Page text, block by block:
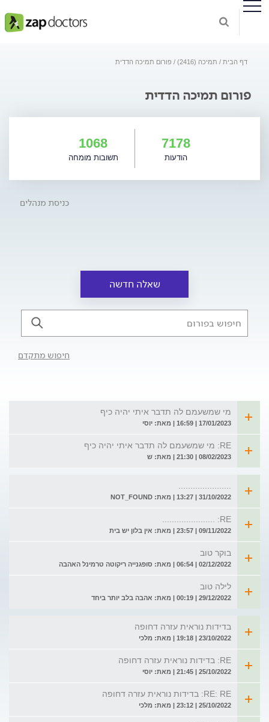
דף הבית תמיכה (2416) פורום תמיכה הדדית
פורום תמיכה הדדית
7178
הודעות
1068
תשובות מומחה
כניסת מנהלים
שאלה חדשה
חיפוש מתקדם
מי שמשעמם לה תדבר איתי יהיה כיף
17/01/2023 | 16:59 | מאת: יוסי
RE: מי שמשעמם לה תדבר איתי יהיה כיף
08/02/2023 | 21:30 | מאת: ש
31/10/2022 | 13:27 | מאת: NOT_FOUND
RE: ......................
09/11/2022 | 23:57 | מאת: אין בלון יש בית
בוקר טוב
02/12/2022 | 06:54 | מאת: סופגנייה ריקוטה טרמינל האהבה
לילה טוב
29/12/2022 | 00:19 | מאת: אהבה בלב יותר ביחד
בדידות נוראית עזרה דחופה
23/10/2022 | 19:18 | מאת: מלכי
RE: בדידות נוראית עזרה דחופה
25/10/2022 | 21:45 | מאת: יוסי
RE: RE: בדידות נוראית עזרה דחופה
25/10/2022 | 23:12 | מאת: מלכי